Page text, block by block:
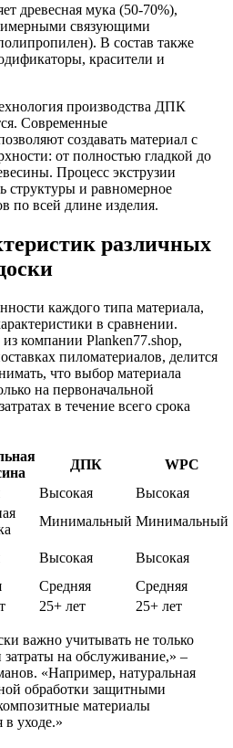
древесная мука (50-70%),
связующими
В состав также
красители и
производства ДПК
Современные
создавать материал с
от полностью гладкой до
Процесс экструзии
структуры и равномерное
по всей длине изделия.
различных
каждого типа материала,
в сравнении.
компании Planken77.shop,
пиломатериалов, делится
что выбор материала
на первоначальной
в течение всего срока
ДПК
WPC
Высокая
Высокая
Минимальный Минимальный
Высокая
Высокая
Средняя
Средняя
25+ лет 25+ лет
важно учитывать не только
на обслуживание,» –
«Например, натуральная
обработки защитными
материалы
в уходе.»